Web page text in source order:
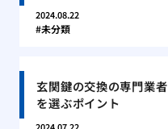
2024.08.22
未分類
玄関鍵の交換の専門業者
を選ぶポイント